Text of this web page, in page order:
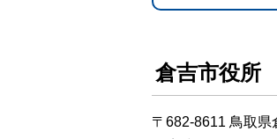
倉吉市役所
〒682-8611 鳥取県